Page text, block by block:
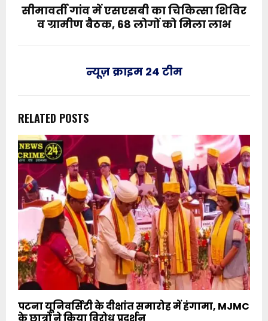
सीमावर्ती गांव में एसएसबी का चिकित्सा शिविर
व ग्रामीण बैठक, 68 लोगों को मिला लाभ
न्यूज़ क्राइम 24 टीम
RELATED POSTS
पटना यूनिवर्सिटी के दीक्षांत समारोह में हंगामा, MJMC
के छात्रों ने किया विरोध प्रदर्शन